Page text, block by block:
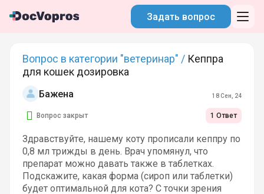
Задать вопрос
Вопрос в категории "ветеринар" / Кеппра
для кошек дозировка
Бажена 18 Сен, 24
Вопрос закрыт 1 Ответ
Здравствуйте, нашему коту прописали кеппру по
0,8 мл трижды в день. Врач упомянул, что
препарат можно давать также в таблетках.
Подскажите, какая форма (сироп или таблетки)
будет оптимальной для кота? С точки зрения